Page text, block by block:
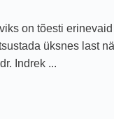
on tõesti
üksnes last
Indrek ...